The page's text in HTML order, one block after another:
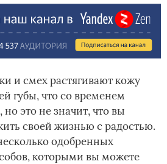
и смех растягивают кожу
губы, что со временем
это не значит, что вы
своей жизнью с радостью.
одобренных
которыми вы можете